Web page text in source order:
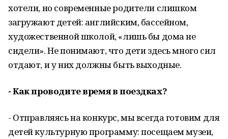
хотели, но современные родители слишком
загружают детей: английским, бассейном,
художественной школой, «лишь бы дома не
сидели». Не понимают, что дети здесь много сил
отдают, и у них должны быть выходные.
- Как проводите время в поездках?
- Отправляясь на конкурс, мы всегда готовим для
детей культурную программу: посещаем музеи,